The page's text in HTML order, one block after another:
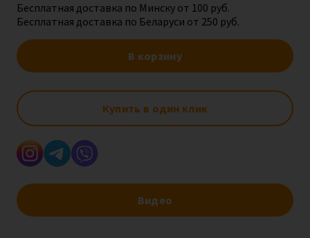
Бесплатная доставка по Минску от 100 руб.
Бесплатная доставка по Беларуси от 250 руб.
В корзину
Купить в один клик
Видео